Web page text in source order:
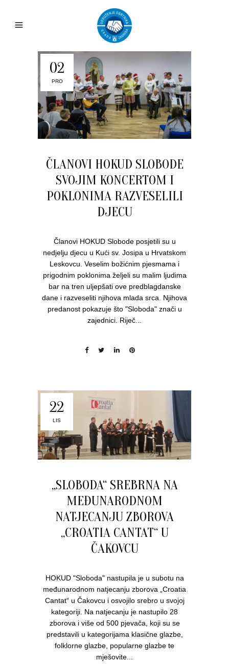
02
PRO
ČLANOVI HOKUD SLOBODE
SVOJIM KONCERTOM I
POKLONIMA RAZVESELILI
DJECU
Članovi HOKUD Slobode posjetili su u
nedjelju djecu u Kući sv. Josipa u Hrvatskom
Leskovcu. Veselim božićnim pjesmama i
prigodnim poklonima željeli su malim ljudima
bar na tren uljepšati ove predblagdanske
dane i razveseliti njihova mlada srca. Njihova
predanost pokazuje što "Sloboda" znači u
zajednici. Riječ...
22
LIS
„SLOBODA“ SREBRNA NA
MEĐUNARODNOM
NATJECANJU ZBOROVA
„CROATIA CANTAT“ U
ČAKOVCU
HOKUD "Sloboda" nastupila je u subotu na
međunarodnom natjecanju zborova „Croatia
Cantat“ u Čakovcu i osvojilo srebro u svojoj
kategoriji. Na natjecanju je nastupilo 28
zborova i više od 500 pjevača, koji su se
predstavili u kategorijama klasične glazbe,
folklorne glazbe, popularne glazbe te
mješovite...